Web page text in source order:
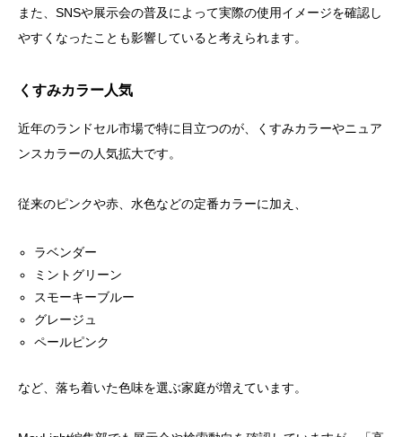
また、SNSや展示会の普及によって実際の使用イメージを確認し
やすくなったことも影響していると考えられます。
くすみカラー人気
近年のランドセル市場で特に目立つのが、くすみカラーやニュア
ンスカラーの人気拡大です。
従来のピンクや赤、水色などの定番カラーに加え、
ラベンダー
ミントグリーン
スモーキーブルー
グレージュ
ペールピンク
など、落ち着いた色味を選ぶ家庭が増えています。